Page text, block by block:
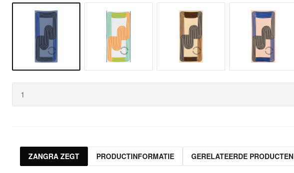
ZANGRA ZEGT PRODUCTINFORMATIE GERELATEERDE PRODUCTEN